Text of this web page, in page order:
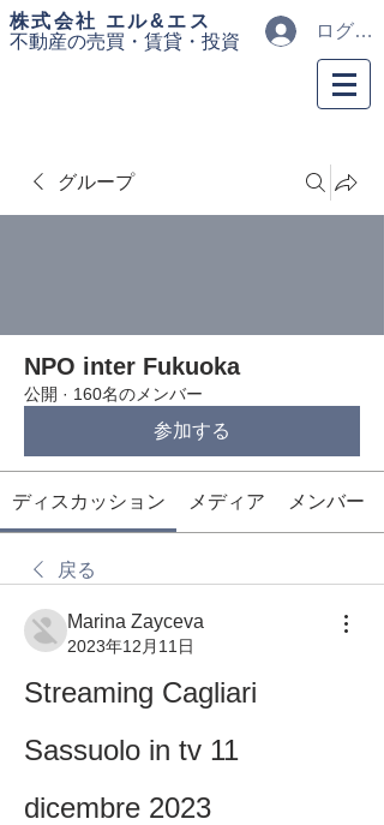
​株式会社 エル&エス
不動産の売買・ 賃貸・投資
ログイン
グループ
NPO inter Fukuoka
公開 · 160名のメンバー
参加する
ディスカッション メディア メンバー
戻る
Marina Zayceva
2023年12月11日
Streaming Cagliari
Sassuolo in tv 11
dicembre 2023